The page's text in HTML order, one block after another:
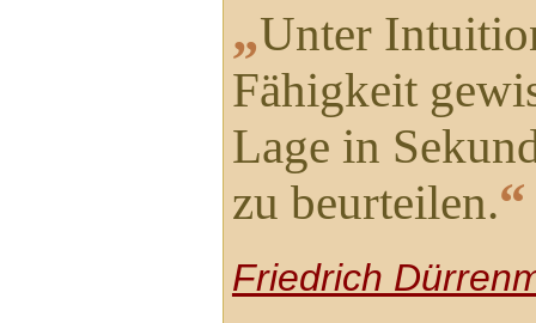
„Unter
Fähigkeit
Lage in
zu beurteilen.“
Friedrich